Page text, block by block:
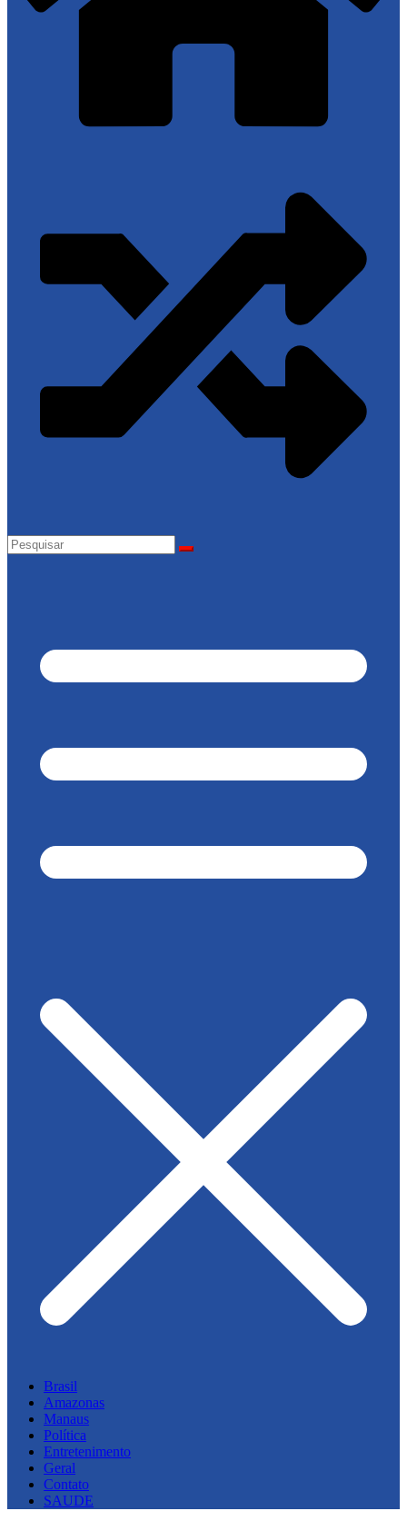
Brasil
Amazonas
Manaus
Política
Entretenimento
Geral
Contato
SAUDE